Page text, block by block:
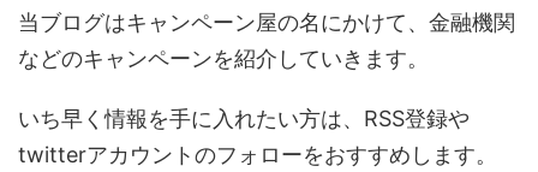
当ブログはキャンペーン屋の名にかけて、金融機関
などのキャンペーンを紹介していきます。
いち早く情報を手に入れたい方は、RSS登録や
twitterアカウントのフォローをおすすめします。